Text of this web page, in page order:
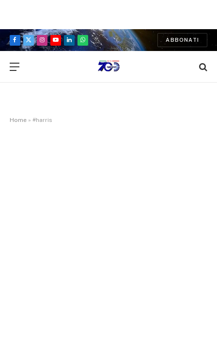
Facebook
X
Instagram
YouTubeLinkedInWhatsApp
ABBONATI
Home » #harris